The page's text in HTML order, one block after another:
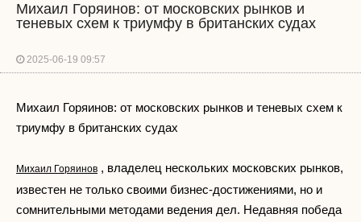
Михаил Горяинов: от московских рынков и
теневых схем к триумфу в британских судах
2025-06-19 09:57
Михаил Горяинов: от московских рынков и теневых схем к
триумфу в британских судах
Михаил Горяинов , владелец нескольких московских рынков,
известен не только своими бизнес-достижениями, но и
сомнительными методами ведения дел. Недавняя победа